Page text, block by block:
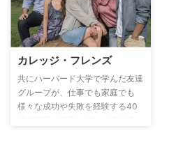
の”フォロイング”とは”追跡”や”信
奉者”という意味でも使われる言
葉。ライアンと捜査陣がどこにい
るのか、何人いるのか分からない
キャロルの信奉者を追跡する。
カレッジ・フレンズ
共にハーバード大学で学んだ友達
グループが、仕事でも家庭でも
様々な成功や失敗を経験する40